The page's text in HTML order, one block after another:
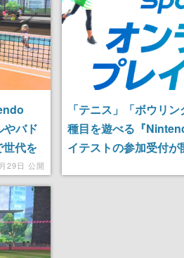
バド
世代を
29日 公開
「テニス」「ボウリ
種目を遊べる『
イテストの参加受付